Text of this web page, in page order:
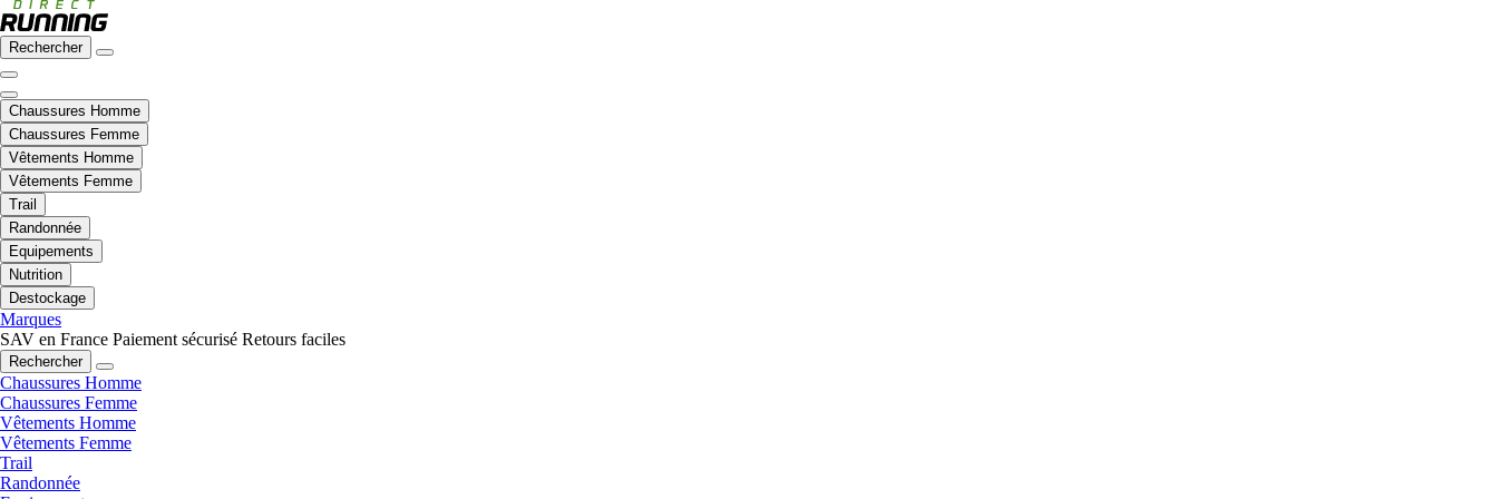
Rechercher
Chaussures Homme
Chaussures Femme
Vêtements Homme
Vêtements Femme
Trail
Randonnée
Equipements
Nutrition
Destockage
Marques
SAV en France Paiement sécurisé Retours faciles
Rechercher
Chaussures Homme
Chaussures Femme
Vêtements Homme
Vêtements Femme
Trail
Randonnée